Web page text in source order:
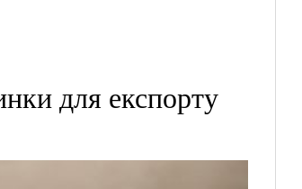
для експорту